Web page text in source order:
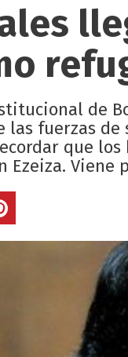
de
las fuerzas
que
Ezeiza. Viene